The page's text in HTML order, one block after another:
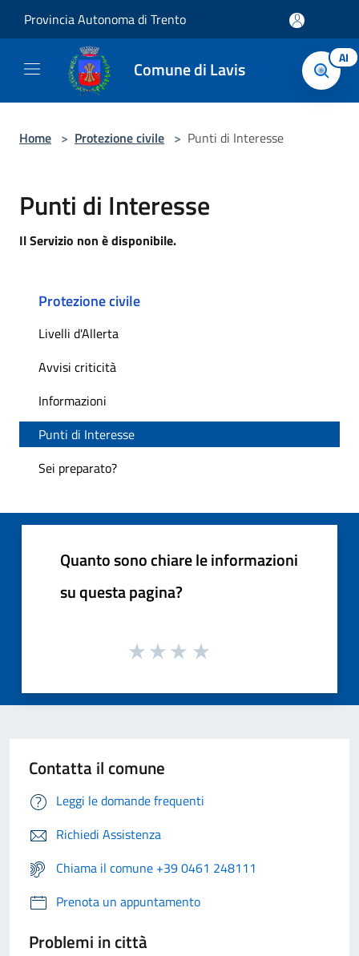
Provincia Autonoma di Trento
Comune di Lavis AI
Home > Protezione civile > Punti di Interesse
Punti di Interesse
Il Servizio non è disponibile.
Protezione civile
Livelli d'Allerta
Avvisi criticità
Informazioni
Punti di Interesse
Sei preparato?
Quanto sono chiare le informazioni
su questa pagina?
Contatta il comune
Leggi le domande frequenti
Richiedi Assistenza
Chiama il comune +39 0461 248111
Prenota un appuntamento
Problemi in città